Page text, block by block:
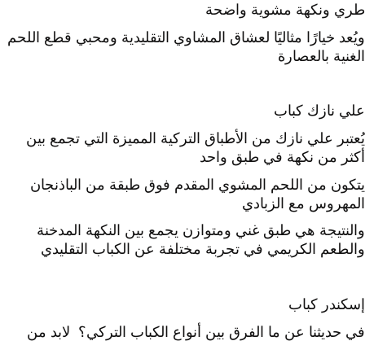
طري ونكهة مشوية واضحة
ويُعد خيارًا مثاليًا لعشاق المشاوي التقليدية ومحبي قطع اللحم
الغنية بالعصارة
علي نازك كباب
يُعتبر علي نازك من الأطباق التركية المميزة التي تجمع بين
أكثر من نكهة في طبق واحد
يتكون من اللحم المشوي المقدم فوق طبقة من الباذنجان
المهروس مع الزبادي
والنتيجة هي طبق غني ومتوازن يجمع بين النكهة المدخنة
والطعم الكريمي في تجربة مختلفة عن الكباب التقليدي
إسكندر كباب
في حديثنا عن ما الفرق بين أنواع الكباب التركي؟ لابد من